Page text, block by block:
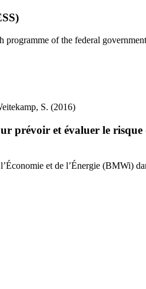
of the federal
S. (2016)
prévoir et évaluer le
et de l’Énergie (BMWi)